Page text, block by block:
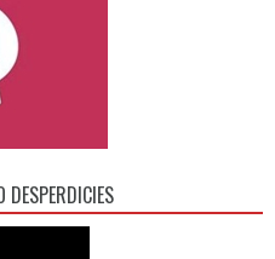
DESPERDICIES